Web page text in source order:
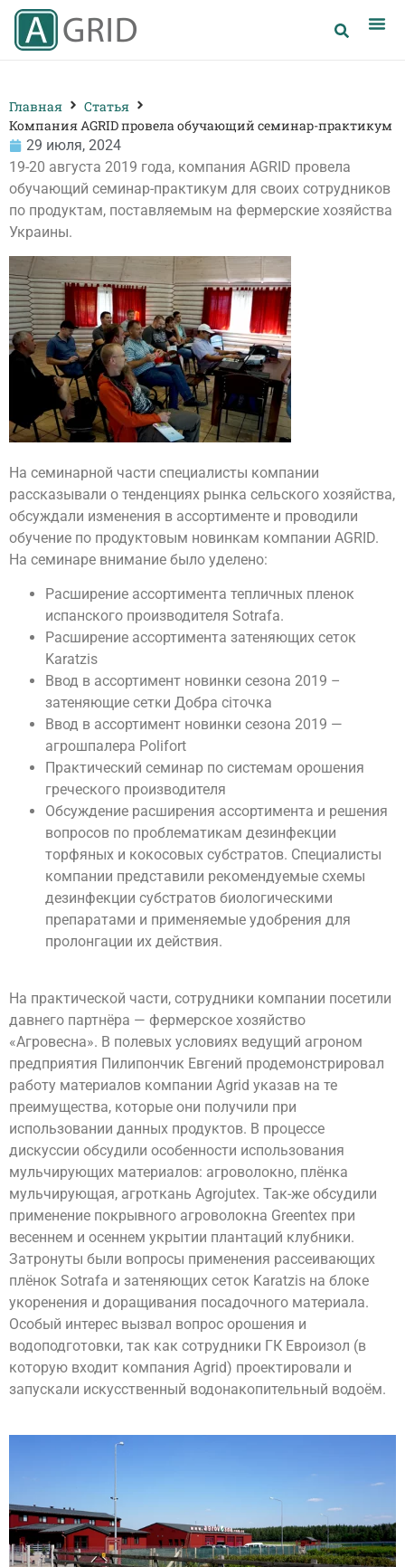
Главная
Статья
Компания AGRID провела обучающий семинар-практикум
29 июля, 2024
19-20 августа 2019 года, компания AGRID провела
обучающий семинар-практикум для своих сотрудников
по продуктам, поставляемым на фермерские хозяйства
Украины.
На семинарной части специалисты компании
рассказывали о тенденциях рынка сельского хозяйства,
обсуждали изменения в ассортименте и проводили
обучение по продуктовым новинкам компании AGRID.
На семинаре внимание было уделено:
Расширение ассортимента тепличных пленок
испанского производителя Sotrafa.
Расширение ассортимента затеняющих сеток
Karatzis
Ввод в ассортимент новинки сезона 2019 –
затеняющие сетки Добра сіточка
Ввод в ассортимент новинки сезона 2019 —
агрошпалера Polifort
Практический семинар по системам орошения
греческого производителя
Обсуждение расширения ассортимента и решения
вопросов по проблематикам дезинфекции
торфяных и кокосовых субстратов. Специалисты
компании представили рекомендуемые схемы
дезинфекции субстратов биологическими
препаратами и применяемые удобрения для
пролонгации их действия.
На практической части, сотрудники компании посетили
давнего партнёра — фермерское хозяйство
«Агровесна». В полевых условиях ведущий агроном
предприятия Пилипончик Евгений продемонстрировал
работу материалов компании Agrid указав на те
преимущества, которые они получили при
использовании данных продуктов. В процессе
дискуссии обсудили особенности использования
мульчирующих материалов: агроволокно, плёнка
мульчирующая, агроткань Agrojutex. Так-же обсудили
применение покрывного агроволокна Greentex при
весеннем и осеннем укрытии плантаций клубники.
Затронуты были вопросы применения рассеивающих
плёнок Sotrafa и затеняющих сеток Karatzis на блоке
укоренения и доращивания посадочного материала.
Особый интерес вызвал вопрос орошения и
водоподготовки, так как сотрудники ГК Евроизол (в
которую входит компания Agrid) проектировали и
запускали искусственный водонакопительный водоём.